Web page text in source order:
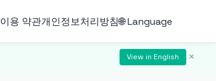
이용 약관개인정보처리방침🌐 Language
View in English ×